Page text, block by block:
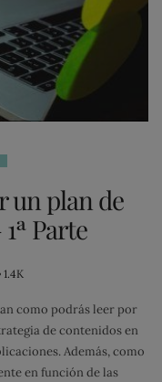
un plan de
Parte
1.4K
como podrás leer por
de contenidos en
Además, como
en función de las